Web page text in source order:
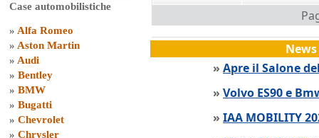
Case automobilistiche
» Alfa Romeo
» Aston Martin
» Audi
» Bentley
» BMW
» Bugatti
» Chevrolet
» Chrysler
» Apre il Salone
» Volvo ES90 e
» IAA MOBILITY